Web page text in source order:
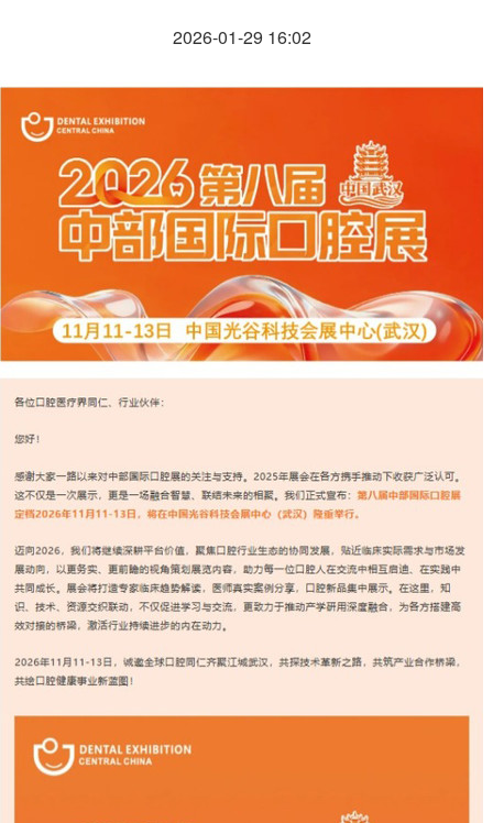
2026-01-29 16:02